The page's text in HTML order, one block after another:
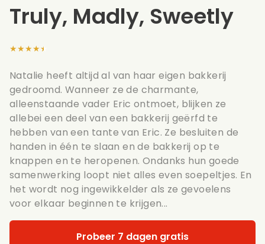
Truly, Madly, Sweetly
★★★★★
Natalie heeft altijd al van haar eigen bakkerij
gedroomd. Wanneer ze de charmante,
alleenstaande vader Eric ontmoet, blijken ze
allebei een deel van een bakkerij geërfd te
hebben van een tante van Eric. Ze besluiten de
handen in één te slaan en de bakkerij op te
knappen en te heropenen. Ondanks hun goede
samenwerking loopt niet alles even soepeltjes. En
het wordt nog ingewikkelder als ze gevoelens
voor elkaar beginnen te krijgen...
Probeer 7 dagen gratis